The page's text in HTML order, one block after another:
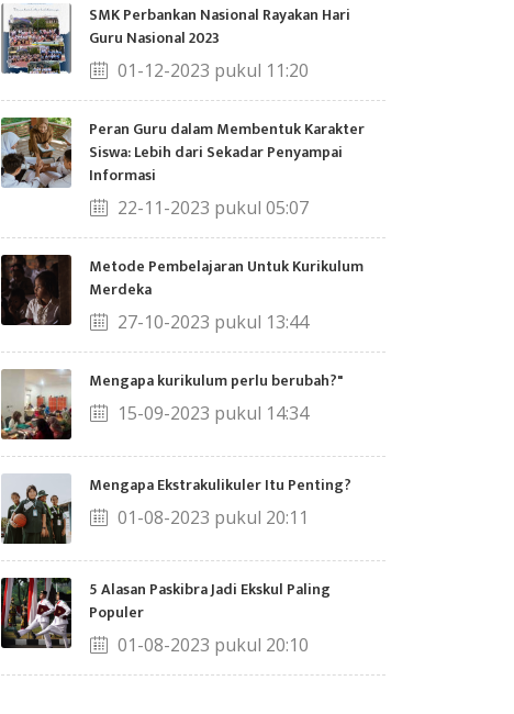
SMK Perbankan Nasional Rayakan Hari
Guru Nasional 2023
01-12-2023 pukul 11:20
Peran Guru dalam Membentuk Karakter
Siswa: Lebih dari Sekadar Penyampai
Informasi
22-11-2023 pukul 05:07
Metode Pembelajaran Untuk Kurikulum
Merdeka
27-10-2023 pukul 13:44
Mengapa kurikulum perlu berubah?"
15-09-2023 pukul 14:34
Mengapa Ekstrakulikuler Itu Penting?
01-08-2023 pukul 20:11
5 Alasan Paskibra Jadi Ekskul Paling
Populer
01-08-2023 pukul 20:10